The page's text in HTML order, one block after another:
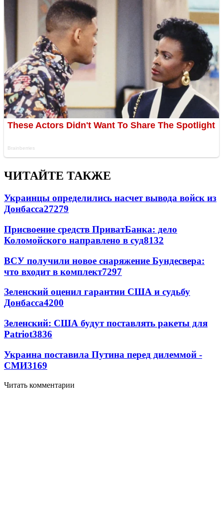
ЧИТАЙТЕ ТАКЖЕ
Украинцы определились насчет вывода войск из
Донбасса27279
Присвоение средств ПриватБанка: дело
Коломойского направлено в суд8132
ВСУ получили новое снаряжение Бундесвера:
что входит в комплект7297
Зеленский оценил гарантии США и судьбу
Донбасса4200
Зеленский: США будут поставлять ракеты для
Patriot3836
Украина поставила Путина перед дилеммой -
СМИ3169
Читать комментарии